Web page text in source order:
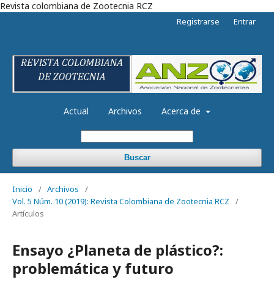
Revista colombiana de Zootecnia RCZ
Actual Archivos Acerca de
Buscar
Registrarse Entrar
Inicio / Archivos
/
Vol. 5 Núm. 10 (2019): Revista Colombiana de Zootecnia RCZ
/
Artículos
Ensayo ¿Planeta de plástico?:
problemática y futuro